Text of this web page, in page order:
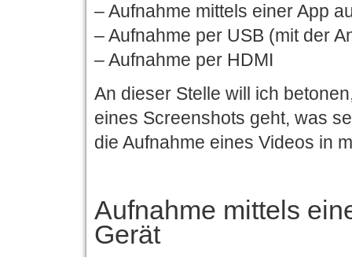
– Aufnahme mittels einer App
– Aufnahme per USB (mit der
– Aufnahme per HDMI
An dieser Stelle will ich
eines Screenshots geht, was
die Aufnahme eines Videos in
Aufnahme mittels
Gerät